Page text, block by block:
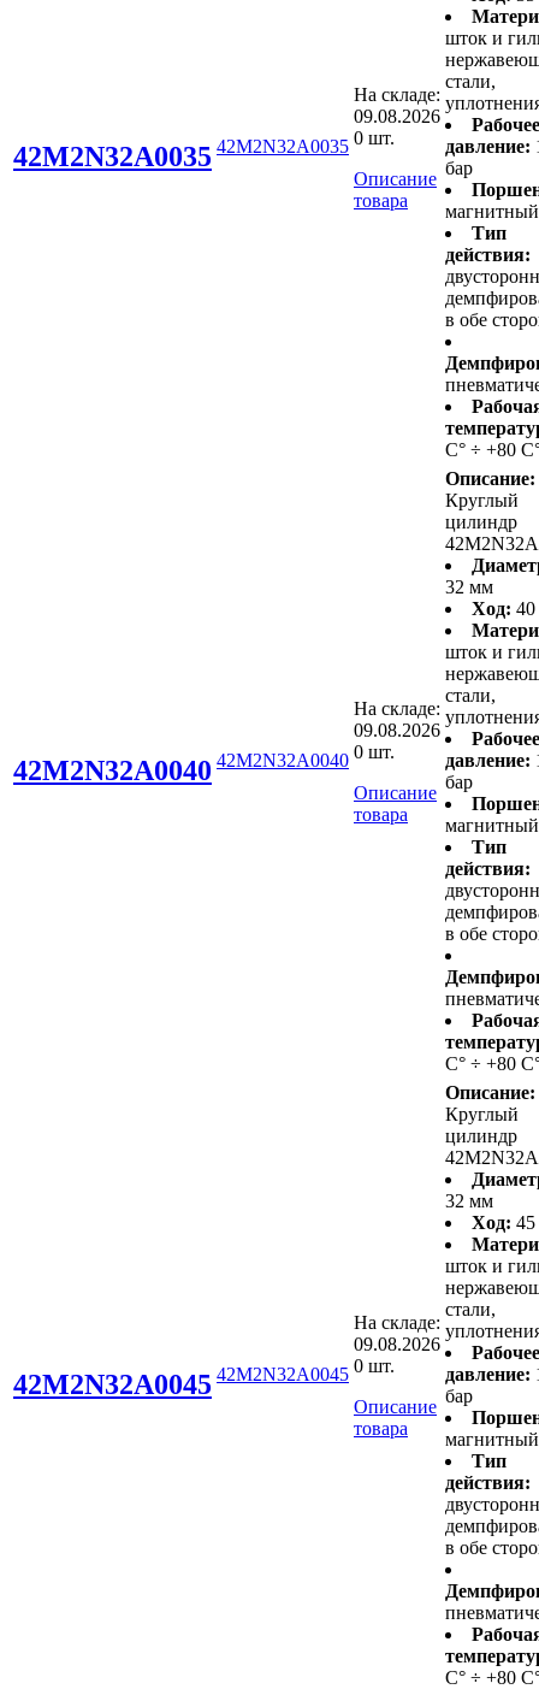
42M2N32A0035 42M2N32A0035
На складе:
09.08.2026
0 шт.
Описание
товара
шток и
стали,
Рабочее
давление:
бар
магнитный
Тип
действия:
в обе
С° ÷ +80
42M2N32A0040 42M2N32A0040
На складе:
09.08.2026
0 шт.
Описание
товара
Описание:
Круглый
цилиндр
32 мм
Ход:
шток и
стали,
Рабочее
давление:
бар
магнитный
Тип
действия:
в обе
С° ÷ +80
42M2N32A0045 42M2N32A0045
На складе:
09.08.2026
0 шт.
Описание
товара
Описание:
Круглый
цилиндр
32 мм
Ход:
шток и
стали,
Рабочее
давление:
бар
магнитный
Тип
действия:
в обе
С° ÷ +80